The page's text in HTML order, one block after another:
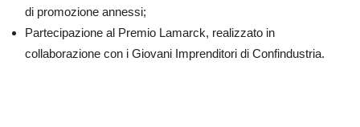
di promozione annessi;
Partecipazione al Premio Lamarck, realizzato in
collaborazione con i Giovani Imprenditori di Confindustria.